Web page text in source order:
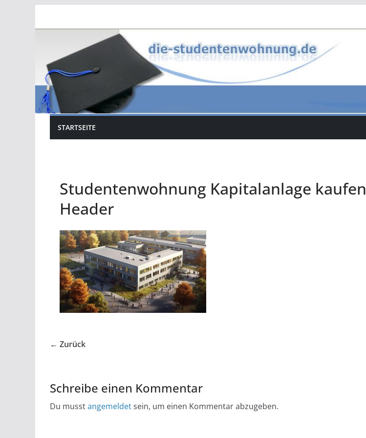
STARTSEITE
Studentenwohnung Kapitalanlage kaufen
Header
← Zurück
Schreibe einen Kommentar
Du musstangemeldetsein, um einen Kommentar abzugeben.